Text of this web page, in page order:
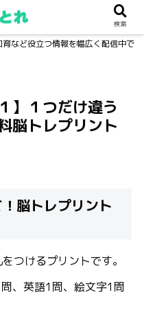
など役立つ情報を幅広く配信中で
】１つだけ違う
脳トレプリント
脳トレプリント
つけるプリントです。
、英語1問、絵文字1問
検索